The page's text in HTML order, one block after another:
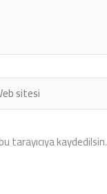
tarayıcıya kaydedilsin.